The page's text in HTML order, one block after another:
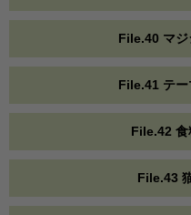
File.40 マジ
File.41 テー
File.42 食
File.43